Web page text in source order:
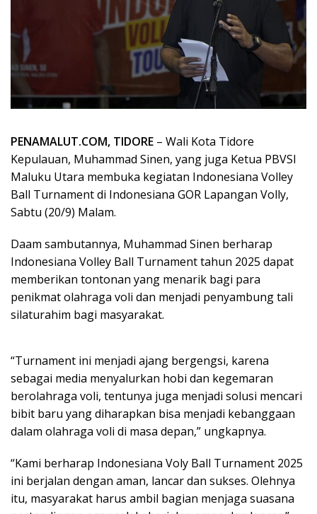
PENAMALUT.COM, TIDORE – Wali Kota Tidore
Kepulauan, Muhammad Sinen, yang juga Ketua PBVSI
Maluku Utara membuka kegiatan Indonesiana Volley
Ball Turnament di Indonesiana GOR Lapangan Volly,
Sabtu (20/9) Malam.
Daam sambutannya, Muhammad Sinen berharap
Indonesiana Volley Ball Turnament tahun 2025 dapat
memberikan tontonan yang menarik bagi para
penikmat olahraga voli dan menjadi penyambung tali
silaturahim bagi masyarakat.
“Turnament ini menjadi ajang bergengsi, karena
sebagai media menyalurkan hobi dan kegemaran
berolahraga voli, tentunya juga menjadi solusi mencari
bibit baru yang diharapkan bisa menjadi kebanggaan
dalam olahraga voli di masa depan,” ungkapnya.
“Kami berharap Indonesiana Voly Ball Turnament 2025
ini berjalan dengan aman, lancar dan sukses. Olehnya
itu, masyarakat harus ambil bagian menjaga suasana